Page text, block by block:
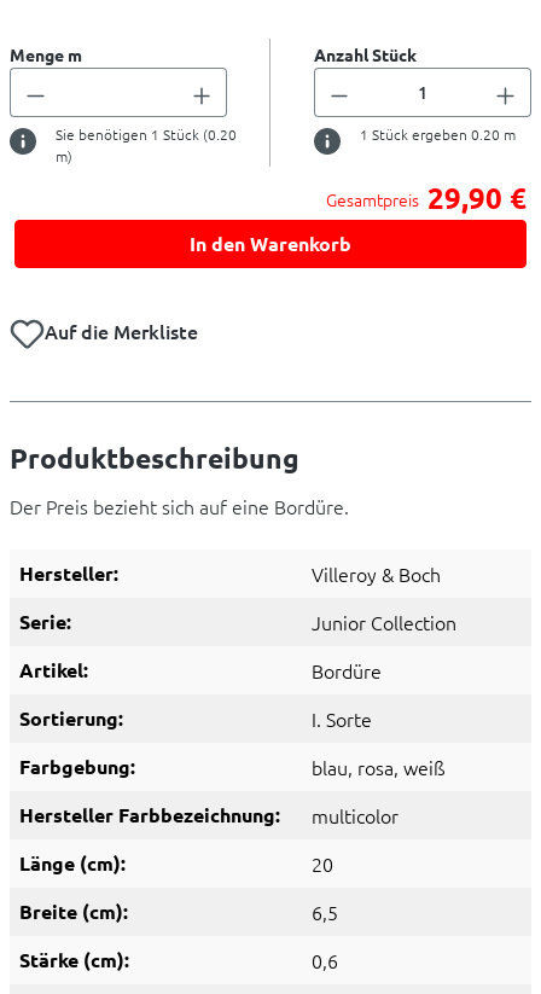
Menge m
Sie benötigen 1 Stück (0.20
m)
Anzahl Stück
1 Stück ergeben 0.20 m
Gesamtpreis 29,90 €
In den Warenkorb
Auf die Merkliste
Produktbeschreibung
Der Preis bezieht sich auf eine Bordüre.
Hersteller: Villeroy & Boch
Serie: Junior Collection
Artikel: Bordüre
Sortierung: I. Sorte
Farbgebung: blau, rosa, weiß
Hersteller Farbbezeichnung: multicolor
Länge (cm): 20
Breite (cm): 6,5
Stärke (cm): 0,6